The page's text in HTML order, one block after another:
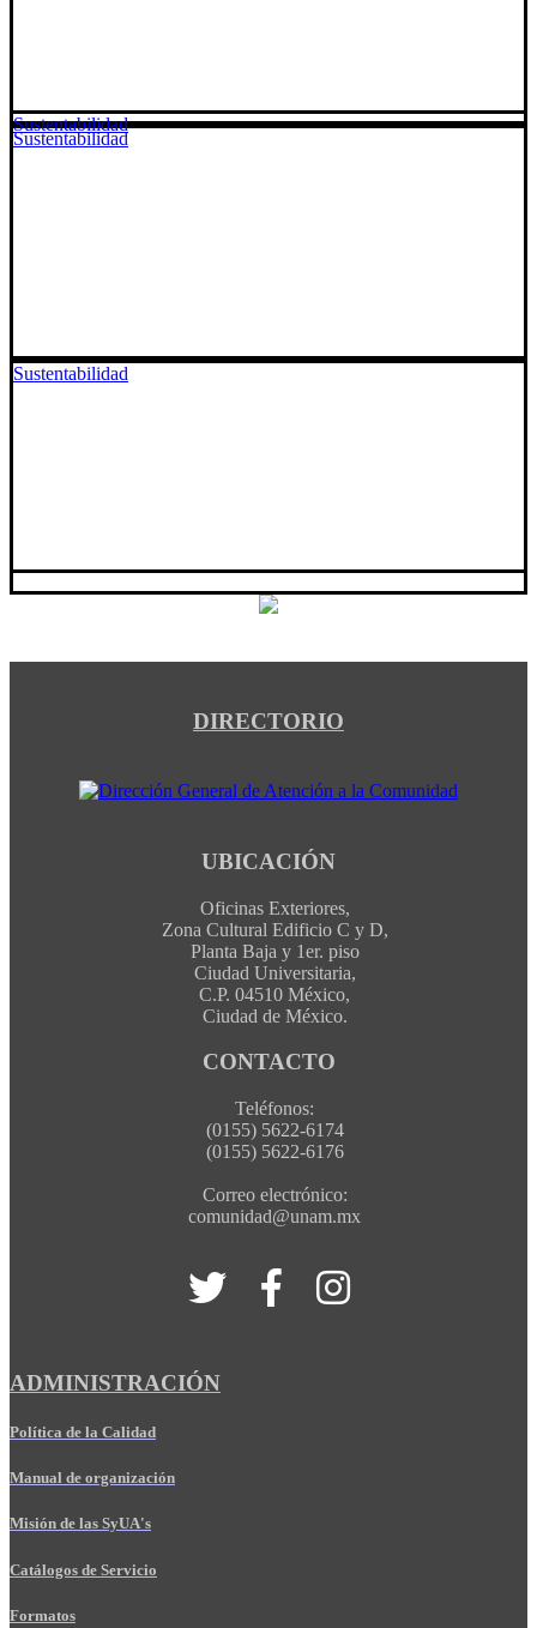
Sustentabilidad
Sustentabilidad
Sustentabilidad
DIRECTORIO
UBICACIÓN
Oficinas Exteriores,
Zona Cultural Edificio C y D,
Planta Baja y 1er. piso
Ciudad Universitaria,
C.P. 04510 México,
Ciudad de México.
CONTACTO
Teléfonos:
(0155) 5622-6174
(0155) 5622-6176
Correo electrónico:
comunidad@unam.mx
ADMINISTRACIÓN
Política de la Calidad
Manual de organización
Misión de las SyUA's
Catálogos de Servicio
Formatos